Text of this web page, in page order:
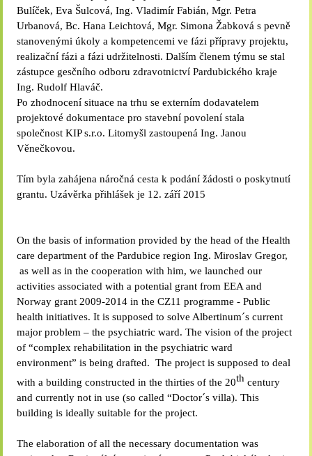
Bulíček, Eva Šulcová, Ing. Vladimír Fabián, Mgr. Petra
Urbanová, Bc. Hana Leichtová, Mgr. Simona Žabková s pevně
stanovenými úkoly a kompetencemi ve fázi přípravy projektu,
realizační fázi a fázi udržitelnosti. Dalším členem týmu se stal
zástupce gesčního odboru zdravotnictví Pardubického kraje
Ing. Rudolf Hlaváč.
Po zhodnocení situace na trhu se externím dodavatelem
projektové dokumentace pro stavební povolení stala
společnost KIP s.r.o. Litomyšl zastoupená Ing. Janou
Věnečkovou.
Tím byla zahájena náročná cesta k podání žádosti o poskytnutí
grantu. Uzávěrka přihlášek je 12. září 2015
On the basis of information provided by the head of the Health
care department of the Pardubice region Ing. Miroslav Gregor,
as well as in the cooperation with him, we launched our
activities associated with a potential grant from EEA and
Norway grant 2009-2014 in the CZ11 programme - Public
health initiatives. It is supposed to solve Albertinum´s current
major problem – the psychiatric ward. The vision of the project
of “complex rehabilitation in the psychiatric ward
environment” is being drafted. The project is supposed to deal
with a building constructed in the thirties of the 20th century
and currently not in use (so called “Doctor´s villa). This
building is ideally suitable for the project.
The elaboration of all the necessary documentation was